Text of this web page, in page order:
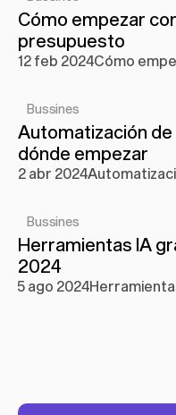
Cómo empezar
presupuesto
12 feb 2024Cómo
Bussines
Automatización
dónde empezar
2 abr 2024
Bussines
Herramientas IA
2024
5 ago 2024